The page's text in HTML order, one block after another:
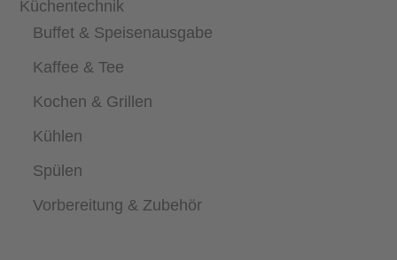
Küchentechnik
Buffet & Speisenausgabe
Kaffee & Tee
Kochen & Grillen
Kühlen
Spülen
Vorbereitung & Zubehör